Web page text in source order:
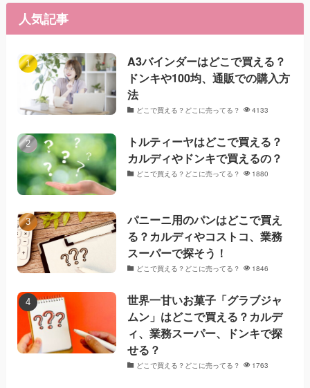
人気記事
A3バインダーはどこで買える？
ドンキや100均、通販での購入方
法
どこで買える？どこに売ってる？ 4133
トルティーヤはどこで買える？
カルディやドンキで買えるの？
どこで買える？どこに売ってる？ 1880
パニーニ用のパンはどこで買え
る？カルディやコストコ、業務
スーパーで探そう！
どこで買える？どこに売ってる？ 1846
世界一甘いお菓子「グラブジャ
ムン」はどこで買える？カルデ
ィ、業務スーパー、ドンキで探
せる？
どこで買える？どこに売ってる？ 1763